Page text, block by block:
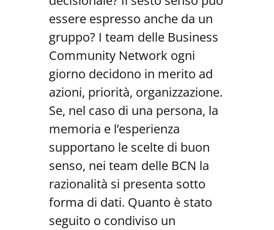
essere espresso anche da un
gruppo? I team delle Business
Community Network ogni
giorno decidono in merito ad
azioni, priorità, organizzazione.
Se, nel caso di una persona, la
memoria e l’esperienza
supportano le scelte di buon
senso, nei team delle BCN la
razionalità si presenta sotto
forma di dati. Quanto è stato
seguito o condiviso un